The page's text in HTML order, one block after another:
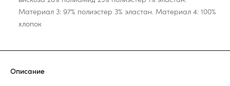
Материал 3: 97% полиэстер 3% эластан. Материал 4: 100%
хлопок
Описание